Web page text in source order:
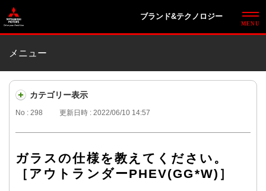
ブランド&テクノロジー
メニュー
カテゴリー表示
No : 298 更新日時 : 2022/06/10 14:57
ガラスの仕様を教えてください。
［アウトランダーPHEV(GG*W)］